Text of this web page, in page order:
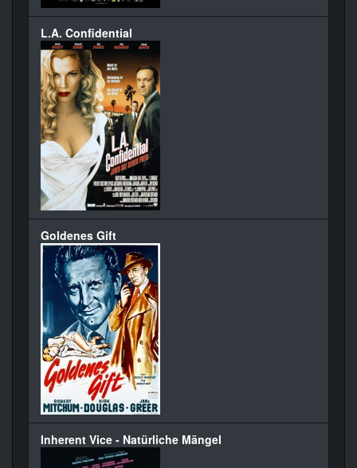
L.A. Confidential
Goldenes Gift
Inherent Vice - Natürliche Mängel